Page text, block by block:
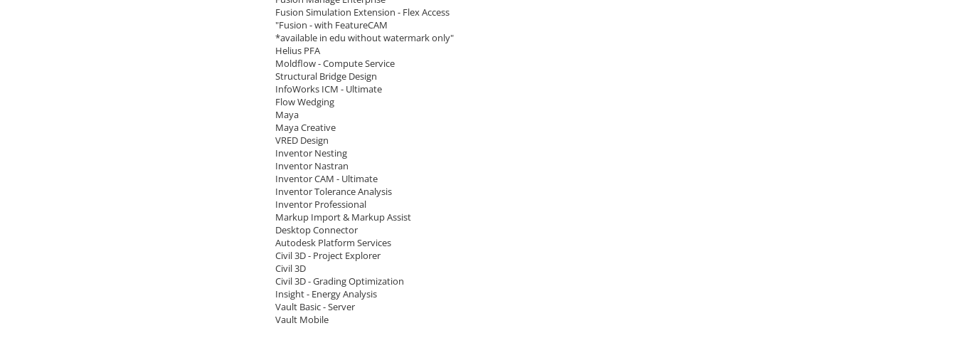
Fusion Simulation Extension - Flex Access
"Fusion - with FeatureCAM
*available in edu without watermark only"
Helius PFA
Moldflow - Compute Service
Structural Bridge Design
InfoWorks ICM - Ultimate
Flow Wedging
Maya
Maya Creative
VRED Design
Inventor Nesting
Inventor Nastran
Inventor CAM - Ultimate
Inventor Tolerance Analysis
Inventor Professional
Markup Import & Markup Assist
Desktop Connector
Autodesk Platform Services
Civil 3D - Project Explorer
Civil 3D
Civil 3D - Grading Optimization
Insight - Energy Analysis
Vault Basic - Server
Vault Mobile